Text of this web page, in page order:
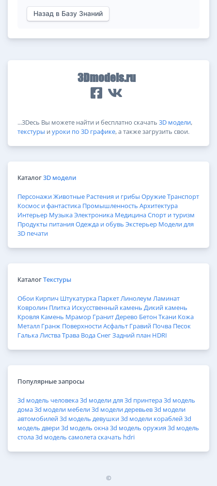
Назад в Базу Знаний
3Dmodels.ru
...3Dесь Вы можете найти и бесплатно скачать 3D модели,
текстуры и уроки по 3D графике, а также загрузить свои.
Каталог3D модели
ПерсонажиЖивотные Растения и грибы ОружиеТранспорт
Космос и фантастика Промышленность Архитектура
Интерьер МузыкаЭлектроника МедицинаСпорт и туризм
Продукты питания Одежда и обувь Экстерьер Модели для
3D печати
КаталогТекстуры
Обои Кирпич Штукатурка ПаркетЛинолеум Ламинат
Ковролин Плитка Искусственный камень Дикий камень
Кровля Камень Мрамор ГранитДерево БетонТкани Кожа
Металл Гранж ПоверхностиАсфальт Гравий Почва Песок
ГалькаЛистваТрава ВодаСнегЗадний план HDRI
Популярные запросы
3d модель человека3d модели для 3d принтера3d модель
дома3d модели мебели3d модели деревьев3d модели
автомобилей3d модель девушки3d модели кораблей3d
модель двери3d модель окна3d модель оружия 3d модель
стола3d модель самолетаскачать hdri
©